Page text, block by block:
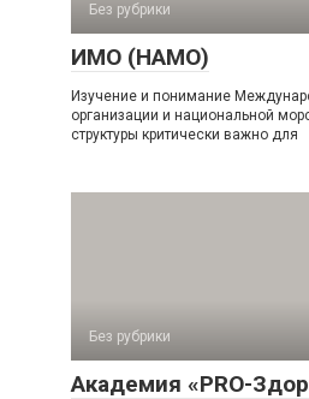
Без рубрики
ИМО (НАМО)
Изучение и понимание
организации и национальной
структуры критически важно для
Без рубрики
Академия «PRO-